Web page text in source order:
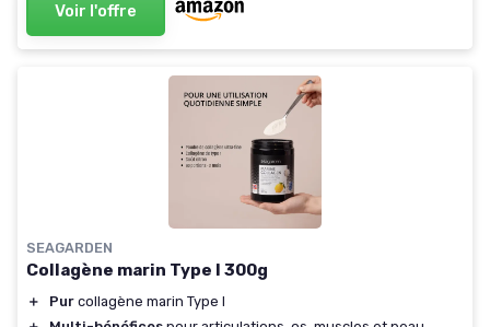
Voir l'offre
SEAGARDEN
Collagène marin Type I 300g
＋ Pur collagène marin Type I